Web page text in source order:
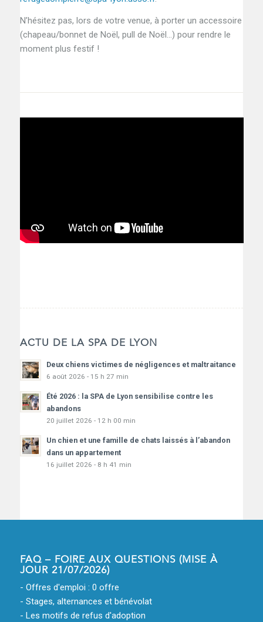
N’hésitez pas, lors de votre venue, à porter un accessoire
(chapeau/bonnet de Noël, pull de Noël…) pour rendre le
moment plus festif !
ACTU DE LA SPA DE LYON
Deux chiens victimes de négligences et maltraitance
6 août 2026 - 15 h 27 min
Été 2026 : la SPA de Lyon sensibilise contre les
abandons
20 juillet 2026 - 12 h 00 min
Un chien et une famille de chats laissés à l’abandon
dans un appartement
16 juillet 2026 - 8 h 41 min
FAQ – FOIRE AUX QUESTIONS (MISE À
JOUR 21/07/2026)
- Offres d'emploi : 0 offre
- Stages, alternances et bénévolat
- Les motifs de refus d'adoption